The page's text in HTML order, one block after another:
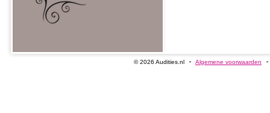
© 2026 Audities.nl Algemene voorwaarden